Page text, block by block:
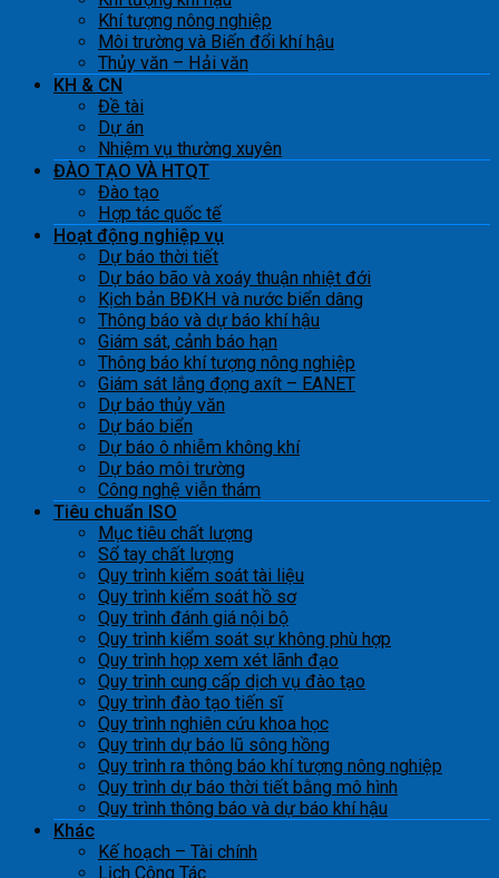
Khí tượng nông nghiệp
Môi trường và Biến đổi khí hậu
Thủy văn – Hải văn
KH & CN
Đề tài
Dự án
Nhiệm vụ thường xuyên
ĐÀO TẠO VÀ HTQT
Đào tạo
Hợp tác quốc tế
Hoạt động nghiệp vụ
Dự báo thời tiết
Dự báo bão và xoáy thuận nhiệt đới
Kịch bản BĐKH và nước biển dâng
Thông báo và dự báo khí hậu
Giám sát, cảnh báo hạn
Thông báo khí tượng nông nghiệp
Giám sát lắng đọng axít – EANET
Dự báo thủy văn
Dự báo biển
Dự báo ô nhiễm không khí
Dự báo môi trường
Công nghệ viễn thám
Tiêu chuẩn ISO
Mục tiêu chất lượng
Sổ tay chất lượng
Quy trình kiểm soát tài liệu
Quy trình kiểm soát hồ sơ
Quy trình đánh giá nội bộ
Quy trình kiểm soát sự không phù hợp
Quy trình họp xem xét lãnh đạo
Quy trình cung cấp dịch vụ đào tạo
Quy trình đào tạo tiến sĩ
Quy trình nghiên cứu khoa học
Quy trình dự báo lũ sông hồng
Quy trình ra thông báo khí tượng nông nghiệp
Quy trình dự báo thời tiết bằng mô hình
Quy trình thông báo và dự báo khí hậu
Khác
Kế hoạch – Tài chính
Lịch Công Tác